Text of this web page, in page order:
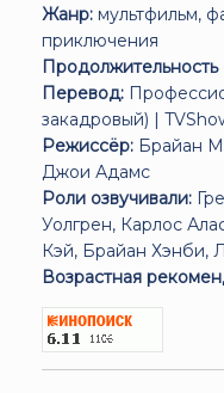
Жанр: мультфильм,
приключения
Продолжительность
Перевод:
закадровый) |
Режиссёр: Брайан
Джои Адамс
Роли озвучивали:
Уолгрен, Карлос
Кэй, Брайан Хэнби,
Возрастная